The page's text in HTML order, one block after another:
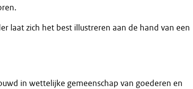
laat zich het best illustreren aan de hand van een
in wettelijke gemeenschap van goederen en